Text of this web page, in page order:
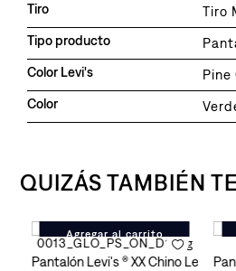
Tiro
Tiro
Tipo producto
Color Levi's
Pine
Color
QUIZÁS TAMBIÉN
III All Spice para Hombre
Agregar al carrito
Pantalón Levi's ® XX Chino Levi's®